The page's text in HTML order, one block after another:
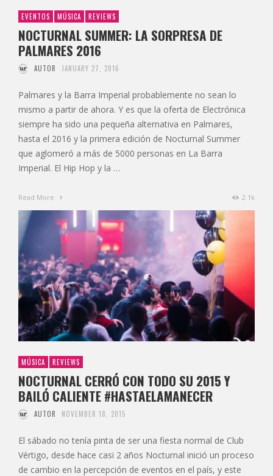
EVENTOS MÚSICA REVIEWS
NOCTURNAL SUMMER: LA SORPRESA DE
PALMARES 2016
AUTOR JANUARY 27, 2016
Palmares y la Barra Imperial probablemente no sean lo
mismo a partir de ahora. Y es que la oferta de Electrónica
siempre ha sido una pequeña alternativa en Palmares,
hasta el 2016 y la primera edición de Nocturnal Summer
que aglomeró a más de 5000 personas en La Barra
Imperial. El Hip Hop y la …
Read More 2.1k
MÚSICA REVIEWS
NOCTURNAL CERRÓ CON TODO SU 2015 Y
BAILÓ CALIENTE #HASTAELAMANECER
AUTOR NOVEMBER 18, 2015
El sábado no tenía pinta de ser una fiesta normal de Club
Vértigo, desde hace casi 2 años Nocturnal inició un proceso
de cambio en la percepción de eventos en el país, y este